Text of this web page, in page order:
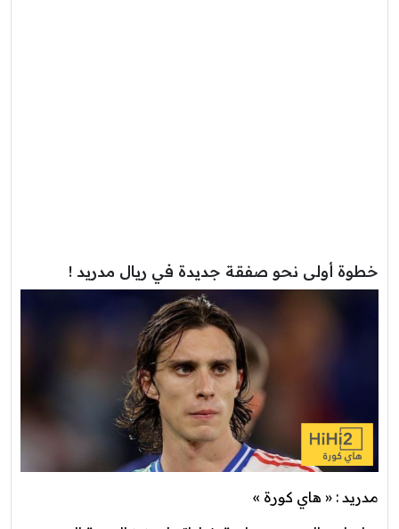
خطوة أولى نحو صفقة جديدة في ريال مدريد !
مدريد : « هاي كورة »